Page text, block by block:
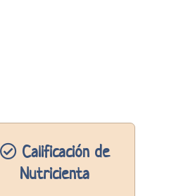
Calificación de
Nutricienta